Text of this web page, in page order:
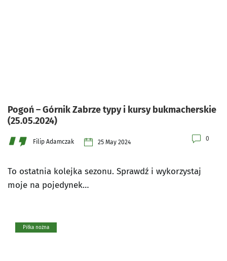
Pogoń – Górnik Zabrze typy i kursy bukmacherskie
(25.05.2024)
Filip Adamczak 25 May 2024 0
To ostatnia kolejka sezonu. Sprawdź i wykorzystaj
moje na pojedynek…
Piłka nożna